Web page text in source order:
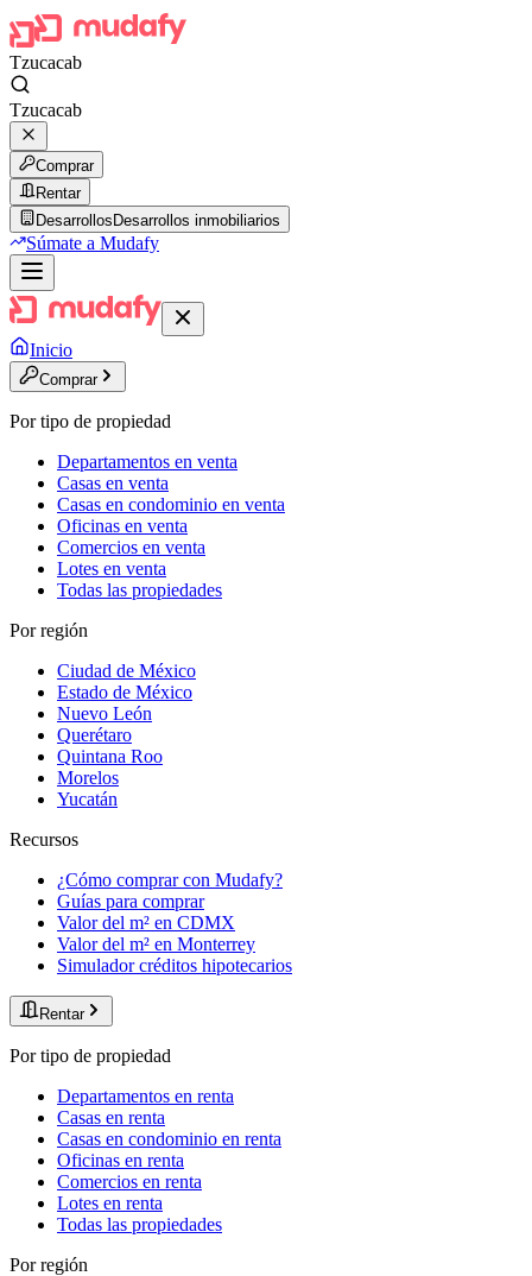
Tzucacab
Tzucacab
Comprar
Rentar
Desarrollos Desarrollos inmobiliarios
Súmate a Mudafy
Inicio
Comprar
Por tipo de propiedad
Departamentos en venta
Casas en venta
Casas en condominio en venta
Oficinas en venta
Comercios en venta
Lotes en venta
Todas las propiedades
Por región
Ciudad de México
Estado de México
Nuevo León
Querétaro
Quintana Roo
Morelos
Yucatán
Recursos
¿Cómo comprar con Mudafy?
Guías para comprar
Valor del m² en CDMX
Valor del m² en Monterrey
Simulador créditos hipotecarios
Rentar
Por tipo de propiedad
Departamentos en renta
Casas en renta
Casas en condominio en renta
Oficinas en renta
Comercios en renta
Lotes en renta
Todas las propiedades
Por región